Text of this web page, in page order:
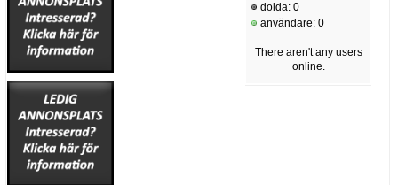
dolda: 0
användare: 0
There aren't any users
online.